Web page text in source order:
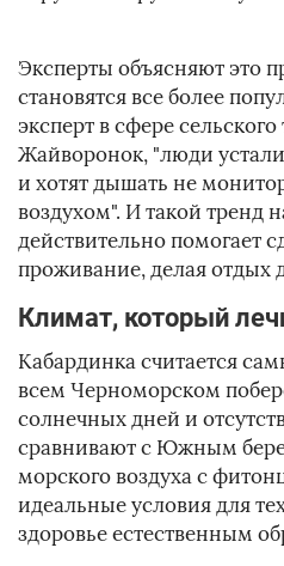
Эксперты объясняют это
становятся все более
эксперт в сфере
Жайворонок, "люди
и хотят дышать не
воздухом". И такой тренд
действительно помогает
проживание, делая отдых
Климат, который
Кабардинка считается
всем Черноморском
солнечных дней и
сравнивают с Южным
морского воздуха с
идеальные условия для
здоровье естественным